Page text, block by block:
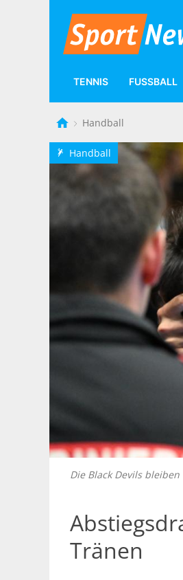
TENNIS FUSSBALL
Handball
i Handball
Die Black Devils
Tränen